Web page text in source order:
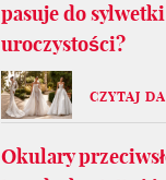
pasuje do
uroczystości?
CZYTAJ
Okulary